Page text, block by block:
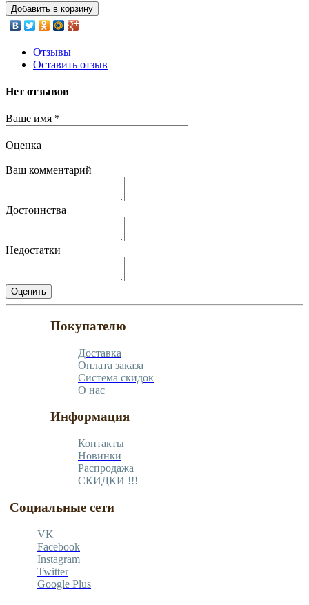
Добавить в корзину
Отзывы
Оставить отзыв
Нет отзывов
Ваше имя *
Оценка
Ваш комментарий
Достоинства
Недостатки
Покупателю
Доставка
Оплата заказа
Система скидок
О нас
Информация
Контакты
Новинки
Распродажа
СКИДКИ !!!
Социальные сети
VK
Facebook
Instagram
Twitter
Google Plus